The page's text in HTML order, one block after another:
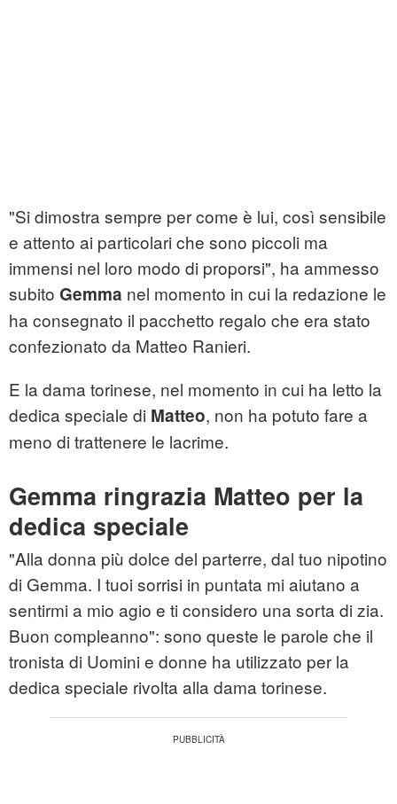
"Si dimostra sempre per come è lui, così sensibile
e attento ai particolari che sono piccoli ma
immensi nel loro modo di proporsi", ha ammesso
subito Gemma nel momento in cui la redazione le
ha consegnato il pacchetto regalo che era stato
confezionato da Matteo Ranieri.
E la dama torinese, nel momento in cui ha letto la
dedica speciale di Matteo, non ha potuto fare a
meno di trattenere le lacrime.
Gemma ringrazia Matteo per la
dedica speciale
"Alla donna più dolce del parterre, dal tuo nipotino
di Gemma. I tuoi sorrisi in puntata mi aiutano a
sentirmi a mio agio e ti considero una sorta di zia.
Buon compleanno": sono queste le parole che il
tronista di Uomini e donne ha utilizzato per la
dedica speciale rivolta alla dama torinese.